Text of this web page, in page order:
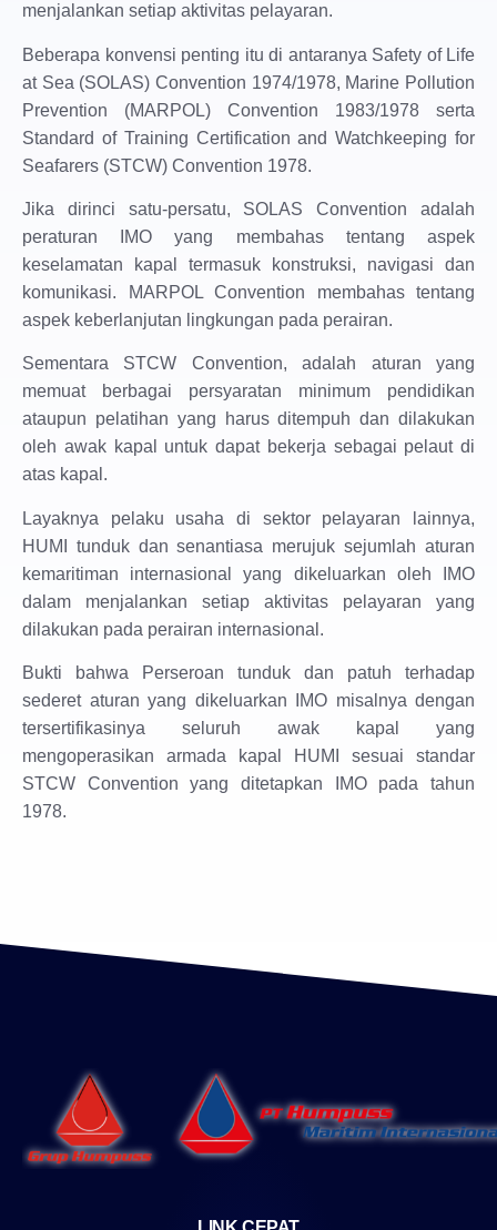
menjalankan setiap aktivitas pelayaran.
Beberapa konvensi penting itu di antaranya Safety of Life
at Sea (SOLAS) Convention 1974/1978, Marine Pollution
Prevention (MARPOL) Convention 1983/1978 serta
Standard of Training Certification and Watchkeeping for
Seafarers (STCW) Convention 1978.
Jika dirinci satu-persatu, SOLAS Convention adalah
peraturan IMO yang membahas tentang aspek
keselamatan kapal termasuk konstruksi, navigasi dan
komunikasi. MARPOL Convention membahas tentang
aspek keberlanjutan lingkungan pada perairan.
Sementara STCW Convention, adalah aturan yang
memuat berbagai persyaratan minimum pendidikan
ataupun pelatihan yang harus ditempuh dan dilakukan
oleh awak kapal untuk dapat bekerja sebagai pelaut di
atas kapal.
Layaknya pelaku usaha di sektor pelayaran lainnya,
HUMI tunduk dan senantiasa merujuk sejumlah aturan
kemaritiman internasional yang dikeluarkan oleh IMO
dalam menjalankan setiap aktivitas pelayaran yang
dilakukan pada perairan internasional.
Bukti bahwa Perseroan tunduk dan patuh terhadap
sederet aturan yang dikeluarkan IMO misalnya dengan
tersertifikasinya seluruh awak kapal yang
mengoperasikan armada kapal HUMI sesuai standar
STCW Convention yang ditetapkan IMO pada tahun
1978.